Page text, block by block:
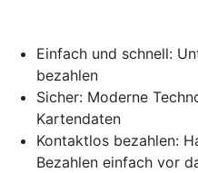
Einfach und schnell:
bezahlen
Sicher: Moderne
Kartendaten
Kontaktlos bezahlen:
Bezahlen einfach vor